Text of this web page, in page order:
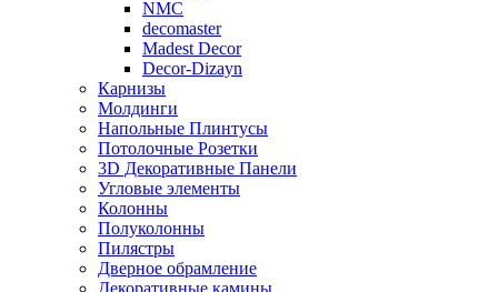
NMC
decomaster
Madest Decor
Decor-Dizayn
Карнизы
Молдинги
Напольные Плинтусы
Потолочные Розетки
3D Декоративные Панели
Угловые элементы
Колонны
Полуколонны
Пилястры
Дверное обрамление
Декоративные камины